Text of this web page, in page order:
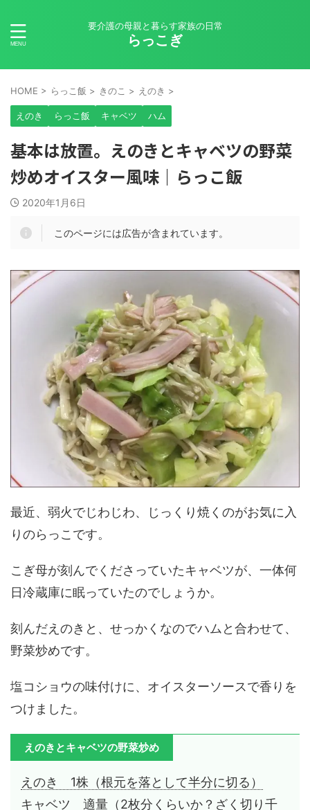
要介護の母親と暮らす家族の日常
らっこぎ
HOME > らっこ飯 > きのこ > えのき >
えのき らっこ飯 キャベツ ハム
基本は放置。えのきとキャベツの野菜
炒めオイスター風味｜らっこ飯
2020年1月6日
このページには広告が含まれています。
最近、弱火でじわじわ、じっくり焼くのがお気に入
りのらっこです。
こぎ母が刻んでくださっていたキャベツが、一体何
日冷蔵庫に眠っていたのでしょうか。
刻んだえのきと、せっかくなのでハムと合わせて、
野菜炒めです。
塩コショウの味付けに、オイスターソースで香りを
つけました。
えのきとキャベツの野菜炒め
えのき 1株（根元を落として半分に切る）
キャベツ 適量（2枚分くらいか？ざく切り千